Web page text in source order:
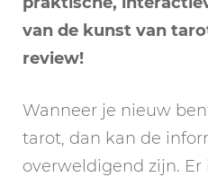
van de kunst van
review!
Wanneer je nieuw
tarot, dan kan de
overweldigend zijn.